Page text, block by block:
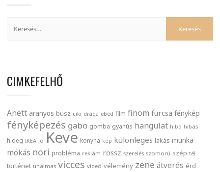
CIMKEFELHŐ
Anett aranyos busz ciki drága ebéd film finom furcsa fénykép
fényképezés gabo gomba gyanús hangulat hiba hibás
hideg IKEA jó Keve konyha kép különleges lakás munka
mókás nori probléma reklám rossz szerelés szomorú szép tél
történet unalmas vicces videó vélemény zene átverés érd